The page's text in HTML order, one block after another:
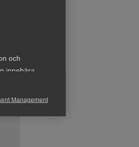
och
innebära
Management